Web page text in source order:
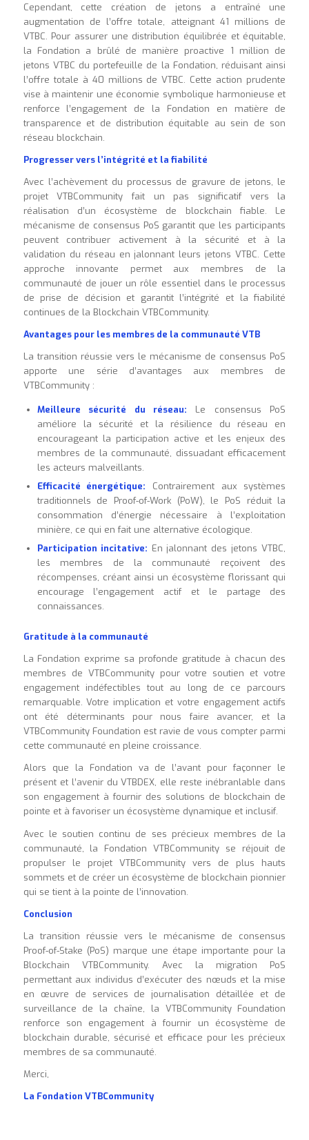
Cependant, cette création de jetons a entraîné une
augmentation de l’offre totale, atteignant 41 millions de
VTBC. Pour assurer une distribution équilibrée et équitable,
la Fondation a brûlé de manière proactive 1 million de
jetons VTBC du portefeuille de la Fondation, réduisant ainsi
l’offre totale à 40 millions de VTBC. Cette action prudente
vise à maintenir une économie symbolique harmonieuse et
renforce l’engagement de la Fondation en matière de
transparence et de distribution équitable au sein de son
réseau blockchain.
Progresser vers l’intégrité et la fiabilité
Avec l’achèvement du processus de gravure de jetons, le
projet VTBCommunity fait un pas significatif vers la
réalisation d’un écosystème de blockchain fiable. Le
mécanisme de consensus PoS garantit que les participants
peuvent contribuer activement à la sécurité et à la
validation du réseau en jalonnant leurs jetons VTBC. Cette
approche innovante permet aux membres de la
communauté de jouer un rôle essentiel dans le processus
de prise de décision et garantit l’intégrité et la fiabilité
continues de la Blockchain VTBCommunity.
Avantages pour les membres de la communauté VTB
La transition réussie vers le mécanisme de consensus PoS
apporte une série d’avantages aux membres de
VTBCommunity :
Meilleure sécurité du réseau: Le consensus PoS
améliore la sécurité et la résilience du réseau en
encourageant la participation active et les enjeux des
membres de la communauté, dissuadant efficacement
les acteurs malveillants.
Efficacité énergétique: Contrairement aux systèmes
traditionnels de Proof-of-Work (PoW), le PoS réduit la
consommation d’énergie nécessaire à l’exploitation
minière, ce qui en fait une alternative écologique.
Participation incitative: En jalonnant des jetons VTBC,
les membres de la communauté reçoivent des
récompenses, créant ainsi un écosystème florissant qui
encourage l’engagement actif et le partage des
connaissances.
Gratitude à la communauté
La Fondation exprime sa profonde gratitude à chacun des
membres de VTBCommunity pour votre soutien et votre
engagement indéfectibles tout au long de ce parcours
remarquable. Votre implication et votre engagement actifs
ont été déterminants pour nous faire avancer, et la
VTBCommunity Foundation est ravie de vous compter parmi
cette communauté en pleine croissance.
Alors que la Fondation va de l’avant pour façonner le
présent et l’avenir du VTBDEX, elle reste inébranlable dans
son engagement à fournir des solutions de blockchain de
pointe et à favoriser un écosystème dynamique et inclusif.
Avec le soutien continu de ses précieux membres de la
communauté, la Fondation VTBCommunity se réjouit de
propulser le projet VTBCommunity vers de plus hauts
sommets et de créer un écosystème de blockchain pionnier
qui se tient à la pointe de l’innovation.
Conclusion
La transition réussie vers le mécanisme de consensus
Proof-of-Stake (PoS) marque une étape importante pour la
Blockchain VTBCommunity. Avec la migration PoS
permettant aux individus d’exécuter des nœuds et la mise
en œuvre de services de journalisation détaillée et de
surveillance de la chaîne, la VTBCommunity Foundation
renforce son engagement à fournir un écosystème de
blockchain durable, sécurisé et efficace pour les précieux
membres de sa communauté.
Merci,
La Fondation VTBCommunity